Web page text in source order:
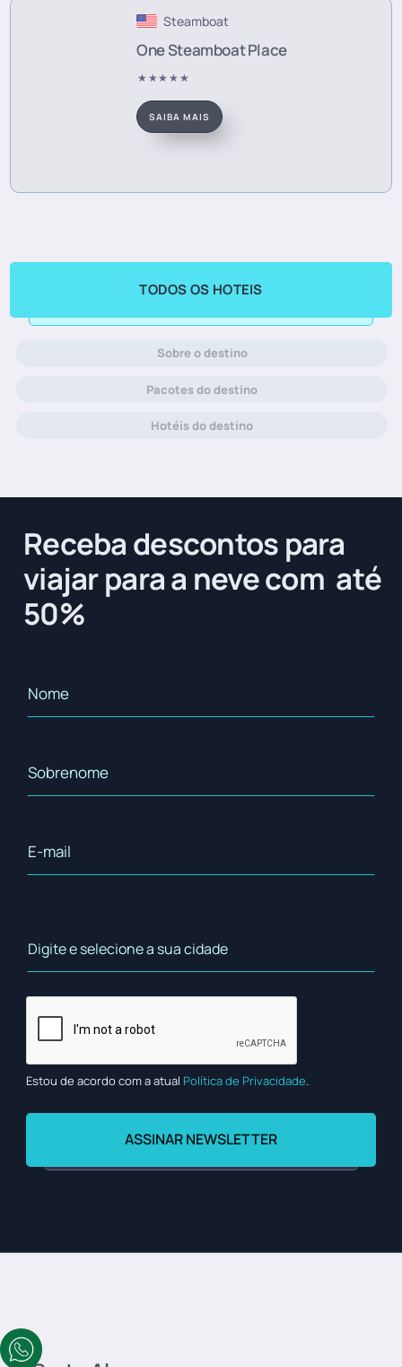
Steamboat
One Steamboat Place
★★★★★
SAIBA MAIS
TODOS OS HOTEIS
Sobre o destino
Pacotes do destino
Hotéis do destino
Receba descontos para
viajar para a neve com até
50%
Estou de acordo com a atual Política de Privacidade.